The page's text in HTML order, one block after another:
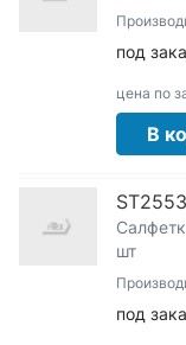
под
цена по
В
ST2553
шт
под